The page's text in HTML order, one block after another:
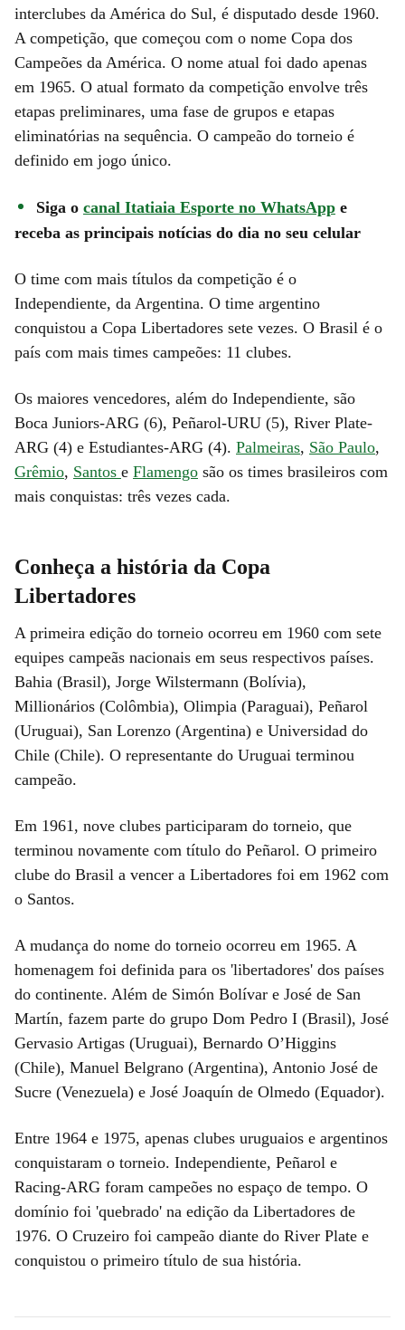
interclubes da América do Sul, é disputado desde 1960.
A competição, que começou com o nome Copa dos
Campeões da América. O nome atual foi dado apenas
em 1965. O atual formato da competição envolve três
etapas preliminares, uma fase de grupos e etapas
eliminatórias na sequência. O campeão do torneio é
definido em jogo único.
Siga o canal Itatiaia Esporte no WhatsApp e
receba as principais notícias do dia no seu celular
O time com mais títulos da competição é o
Independiente, da Argentina. O time argentino
conquistou a Copa Libertadores sete vezes. O Brasil é o
país com mais times campeões: 11 clubes.
Os maiores vencedores, além do Independiente, são
Boca Juniors-ARG (6), Peñarol-URU (5), River Plate-
ARG (4) e Estudiantes-ARG (4). Palmeiras, São Paulo,
Grêmio, Santos e Flamengo são os times brasileiros com
mais conquistas: três vezes cada.
Conheça a história da Copa
Libertadores
A primeira edição do torneio ocorreu em 1960 com sete
equipes campeãs nacionais em seus respectivos países.
Bahia (Brasil), Jorge Wilstermann (Bolívia),
Millionários (Colômbia), Olimpia (Paraguai), Peñarol
(Uruguai), San Lorenzo (Argentina) e Universidad do
Chile (Chile). O representante do Uruguai terminou
campeão.
Em 1961, nove clubes participaram do torneio, que
terminou novamente com título do Peñarol. O primeiro
clube do Brasil a vencer a Libertadores foi em 1962 com
o Santos.
A mudança do nome do torneio ocorreu em 1965. A
homenagem foi definida para os 'libertadores' dos países
do continente. Além de Simón Bolívar e José de San
Martín, fazem parte do grupo Dom Pedro I (Brasil), José
Gervasio Artigas (Uruguai), Bernardo O’Higgins
(Chile), Manuel Belgrano (Argentina), Antonio José de
Sucre (Venezuela) e José Joaquín de Olmedo (Equador).
Entre 1964 e 1975, apenas clubes uruguaios e argentinos
conquistaram o torneio. Independiente, Peñarol e
Racing-ARG foram campeões no espaço de tempo. O
domínio foi 'quebrado' na edição da Libertadores de
1976. O Cruzeiro foi campeão diante do River Plate e
conquistou o primeiro título de sua história.